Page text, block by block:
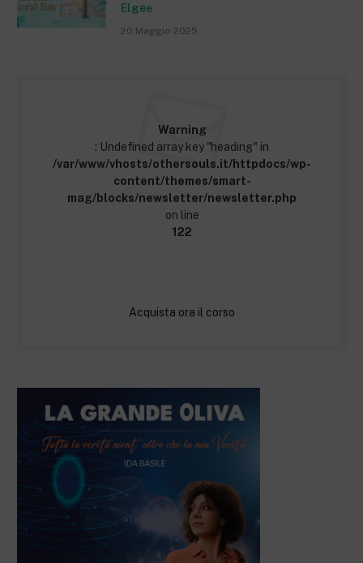
Elgee
20 Maggio 2025
Warning
: Undefined array key "heading" in
/var/www/vhosts/othersouls.it/httpdocs/wp-
content/themes/smart-
mag/blocks/newsletter/newsletter.php
on line
122
Acquista ora il corso